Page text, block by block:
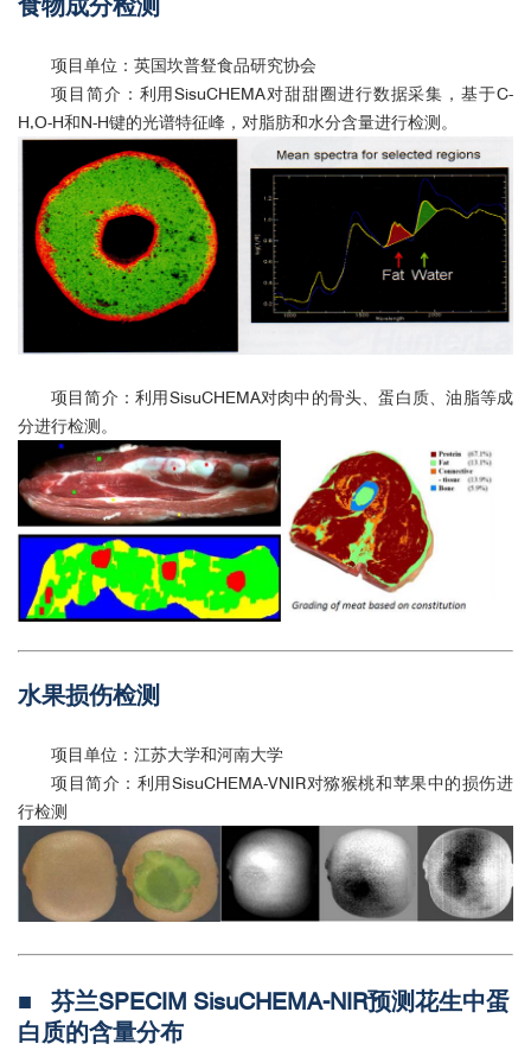
食物成分检测
项目单位：英国坎普豋食品研究协会
项目简介：利用SisuCHEMA对甜甜圈进行数据采集，基于C-
H,O-H和N-H键的光谱特征峰，对脂肪和水分含量进行检测。
项目简介：利用SisuCHEMA对肉中的骨头、蛋白质、油脂等成
分进行检测。
水果损伤检测
项目单位：江苏大学和河南大学
项目简介：利用SisuCHEMA-VNIR对猕猴桃和苹果中的损伤进
行检测
■ 芬兰SPECIM SisuCHEMA-NIR预测花生中蛋
白质的含量分布